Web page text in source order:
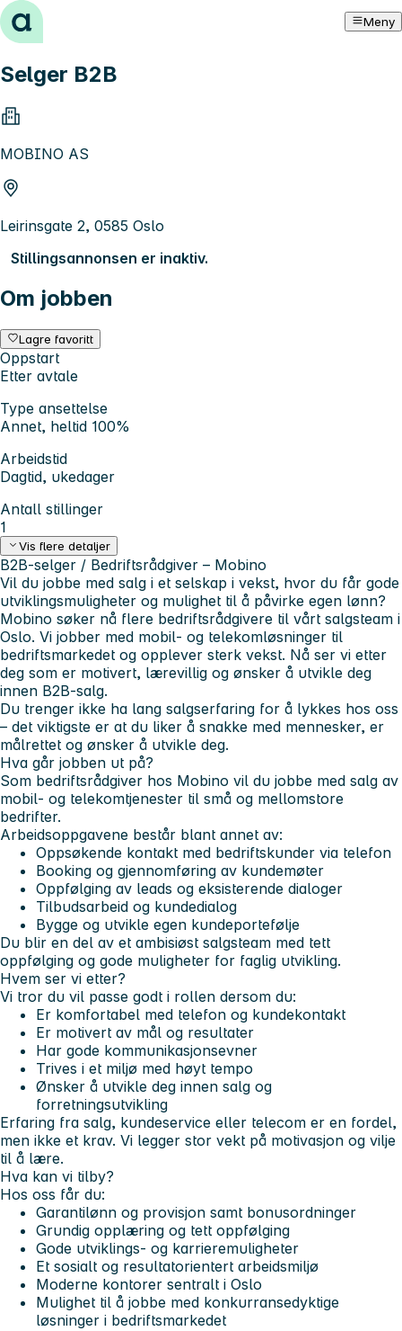
Hopp til innhold Meny
Selger B2B
MOBINO AS
Leirinsgate 2, 0585 Oslo
Stillingsannonsen er inaktiv.
Om jobben
Lagre favoritt
Oppstart
Etter avtale
Type ansettelse
Annet, heltid 100%
Arbeidstid
Dagtid, ukedager
Antall stillinger
1
Vis flere detaljer
B2B-selger / Bedriftsrådgiver – Mobino
Vil du jobbe med salg i et selskap i vekst, hvor du får gode
utviklingsmuligheter og mulighet til å påvirke egen lønn?
Mobino søker nå flere bedriftsrådgivere til vårt salgsteam i
Oslo. Vi jobber med mobil- og telekomløsninger til
bedriftsmarkedet og opplever sterk vekst. Nå ser vi etter
deg som er motivert, lærevillig og ønsker å utvikle deg
innen B2B-salg.
Du trenger ikke ha lang salgserfaring for å lykkes hos oss
– det viktigste er at du liker å snakke med mennesker, er
målrettet og ønsker å utvikle deg.
Hva går jobben ut på?
Som bedriftsrådgiver hos Mobino vil du jobbe med salg av
mobil- og telekomtjenester til små og mellomstore
bedrifter.
Arbeidsoppgavene består blant annet av:
Oppsøkende kontakt med bedriftskunder via telefon
Booking og gjennomføring av kundemøter
Oppfølging av leads og eksisterende dialoger
Tilbudsarbeid og kundedialog
Bygge og utvikle egen kundeportefølje
Du blir en del av et ambisiøst salgsteam med tett
oppfølging og gode muligheter for faglig utvikling.
Hvem ser vi etter?
Vi tror du vil passe godt i rollen dersom du:
Er komfortabel med telefon og kundekontakt
Er motivert av mål og resultater
Har gode kommunikasjonsevner
Trives i et miljø med høyt tempo
Ønsker å utvikle deg innen salg og
forretningsutvikling
Erfaring fra salg, kundeservice eller telecom er en fordel,
men ikke et krav. Vi legger stor vekt på motivasjon og vilje
til å lære.
Hva kan vi tilby?
Hos oss får du:
Garantilønn og provisjon samt bonusordninger
Grundig opplæring og tett oppfølging
Gode utviklings- og karrieremuligheter
Et sosialt og resultatorientert arbeidsmiljø
Moderne kontorer sentralt i Oslo
Mulighet til å jobbe med konkurransedyktige
løsninger i bedriftsmarkedet